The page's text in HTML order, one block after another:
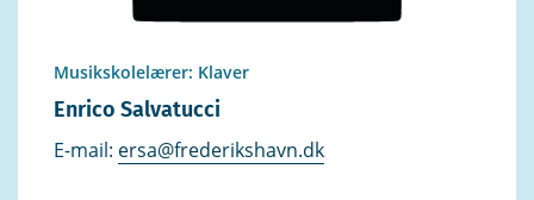
Musikskolelærer: Klaver
Enrico Salvatucci
E-mail: ersa@frederikshavn.dk